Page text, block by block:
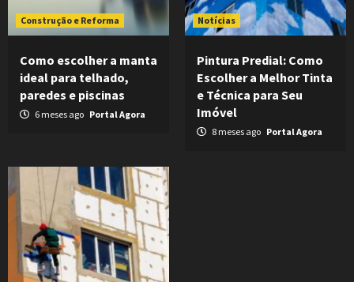
Construção e Reforma
Como escolher a manta
ideal para telhado,
paredes e piscinas
6 meses ago Portal Agora
Notícias
Pintura Predial: Como
Escolher a Melhor Tinta
e Técnica para Seu
Imóvel
8 meses ago Portal Agora